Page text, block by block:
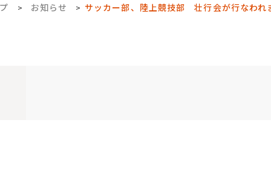
> お知らせ > サッカー部、陸上競技部 壮行会が行なわれ